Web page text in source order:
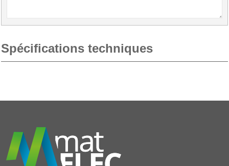
Spécifications techniques